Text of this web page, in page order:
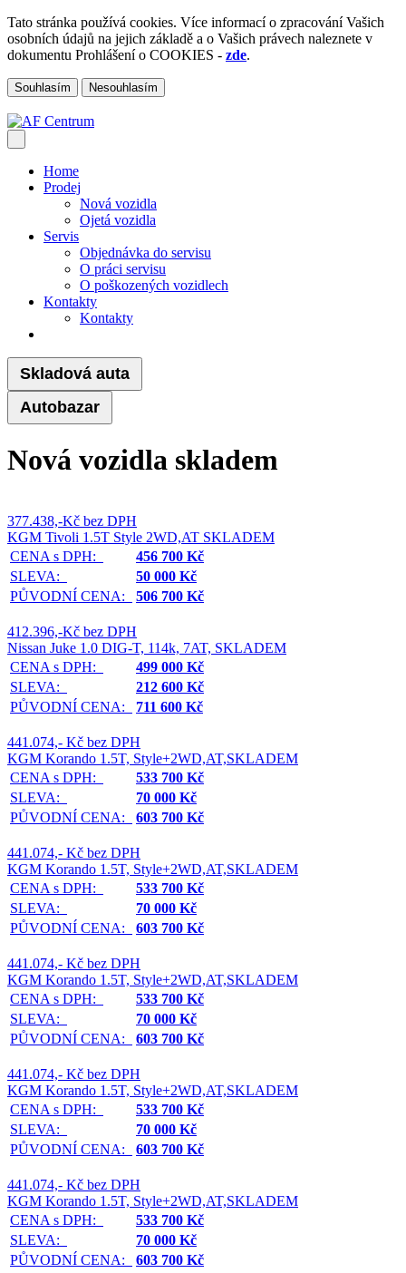
Tato stránka používá cookies. Více informací o zpracování Vašich
osobních údajů na jejich základě a o Vašich právech naleznete v
dokumentu Prohlášení o COOKIES - zde.
Souhlasím Nesouhlasím
Home
Prodej
Nová vozidla
Ojetá vozidla
Servis
Objednávka do servisu
O práci servisu
O poškozených vozidlech
Kontakty
Kontakty
Skladová auta
Autobazar
Nová vozidla skladem
377.438,-Kč bez DPH
KGM Tivoli 1.5T Style 2WD,AT SKLADEM
CENA s DPH:
456 700 Kč
SLEVA:
50 000 Kč
PŮVODNÍ CENA:
506 700 Kč
412.396,-Kč bez DPH
Nissan Juke 1.0 DIG-T, 114k, 7AT, SKLADEM
CENA s DPH:
499 000 Kč
SLEVA:
212 600 Kč
PŮVODNÍ CENA:
711 600 Kč
441.074,- Kč bez DPH
KGM Korando 1.5T, Style+2WD,AT,SKLADEM
CENA s DPH:
533 700 Kč
SLEVA:
70 000 Kč
PŮVODNÍ CENA:
603 700 Kč
441.074,- Kč bez DPH
KGM Korando 1.5T, Style+2WD,AT,SKLADEM
CENA s DPH:
533 700 Kč
SLEVA:
70 000 Kč
PŮVODNÍ CENA:
603 700 Kč
441.074,- Kč bez DPH
KGM Korando 1.5T, Style+2WD,AT,SKLADEM
CENA s DPH:
533 700 Kč
SLEVA:
70 000 Kč
PŮVODNÍ CENA:
603 700 Kč
441.074,- Kč bez DPH
KGM Korando 1.5T, Style+2WD,AT,SKLADEM
CENA s DPH:
533 700 Kč
SLEVA:
70 000 Kč
PŮVODNÍ CENA:
603 700 Kč
441.074,- Kč bez DPH
KGM Korando 1.5T, Style+2WD,AT,SKLADEM
CENA s DPH:
533 700 Kč
SLEVA:
70 000 Kč
PŮVODNÍ CENA:
603 700 Kč